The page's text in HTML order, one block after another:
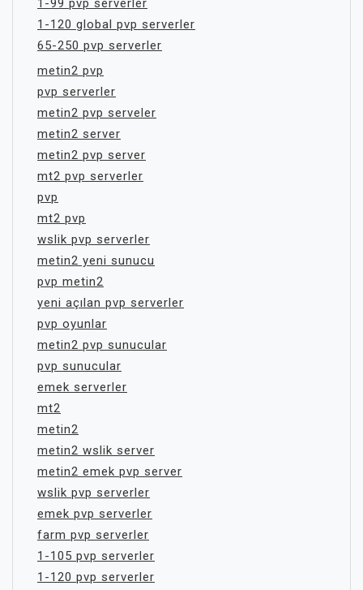
1-99 pvp serverler
1-120 global pvp serverler
65-250 pvp serverler
metin2 pvp
pvp serverler
metin2 pvp serveler
metin2 server
metin2 pvp server
mt2 pvp serverler
pvp
mt2 pvp
wslik pvp serverler
metin2 yeni sunucu
pvp metin2
yeni açılan pvp serverler
pvp oyunlar
metin2 pvp sunucular
pvp sunucular
emek serverler
mt2
metin2
metin2 wslik server
metin2 emek pvp server
wslik pvp serverler
emek pvp serverler
farm pvp serverler
1-105 pvp serverler
1-120 pvp serverler